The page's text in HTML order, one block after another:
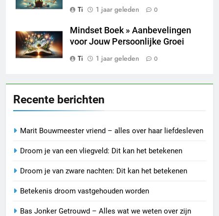
Ti
1 jaar geleden 0
Mindset Boek » Aanbevelingen
voor Jouw Persoonlijke Groei
Ti
1 jaar geleden 0
Recente berichten
Marit Bouwmeester vriend – alles over haar liefdesleven
Droom je van een vliegveld: Dit kan het betekenen
Droom je van zware nachten: Dit kan het betekenen
Betekenis droom vastgehouden worden
Bas Jonker Getrouwd – Alles wat we weten over zijn